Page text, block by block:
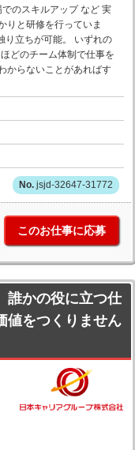
でのスキルアップ など 実
りと研修を行っていま
り立ちが可能。 いずれの
どのチーム体制で仕事を
からないことがあればす
jsjd-32647-31772
このお仕事に応募
誰かの役に立つ仕
値をつくりません